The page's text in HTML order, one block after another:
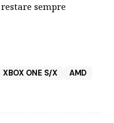
sempre
XBOX ONE S/X
AMD